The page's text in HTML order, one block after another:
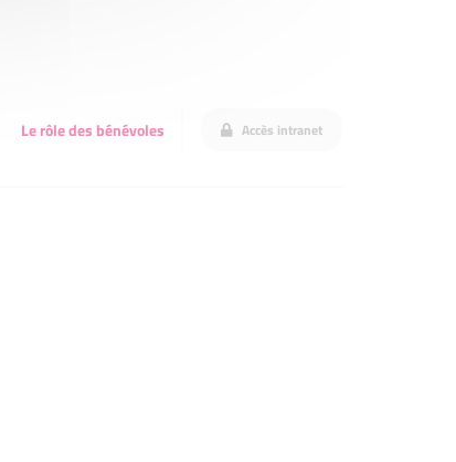
Le rôle des bénévoles Accès intranet